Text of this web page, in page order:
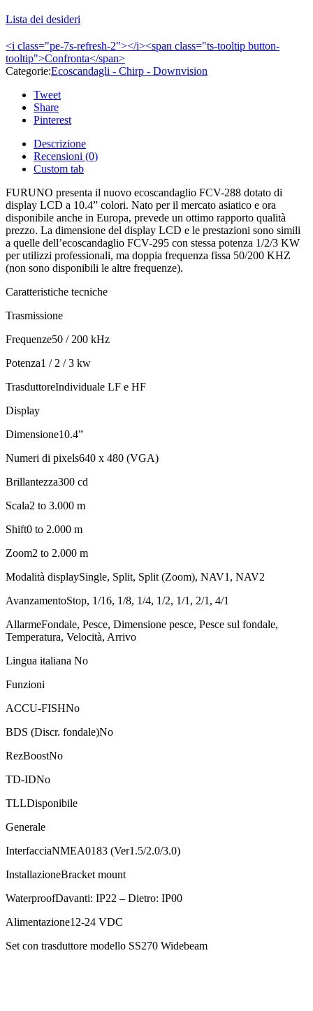
Lista dei desideri
<i class="pe-7s-refresh-2"></i><span class="ts-tooltip button-
tooltip">Confronta</span>
Categorie:Ecoscandagli - Chirp - Downvision
Tweet
Share
Pinterest
Descrizione
Recensioni (0)
Custom tab
FURUNO presenta il nuovo ecoscandaglio FCV-288 dotato di
display LCD a 10.4” colori. Nato per il mercato asiatico e ora
disponibile anche in Europa, prevede un ottimo rapporto qualità
prezzo. La dimensione del display LCD e le prestazioni sono simili
a quelle dell’ecoscandaglio FCV-295 con stessa potenza 1/2/3 KW
per utilizzi professionali, ma doppia frequenza fissa 50/200 KHZ
(non sono disponibili le altre frequenze).
Caratteristiche tecniche
Trasmissione
Frequenze50 / 200 kHz
Potenza1 / 2 / 3 kw
TrasduttoreIndividuale LF e HF
Display
Dimensione10.4”
Numeri di pixels640 x 480 (VGA)
Brillantezza300 cd
Scala2 to 3.000 m
Shift0 to 2.000 m
Zoom2 to 2.000 m
Modalità displaySingle, Split, Split (Zoom), NAV1, NAV2
AvanzamentoStop, 1/16, 1/8, 1/4, 1/2, 1/1, 2/1, 4/1
AllarmeFondale, Pesce, Dimensione pesce, Pesce sul fondale,
Temperatura, Velocità, Arrivo
Lingua italiana No
Funzioni
ACCU-FISHNo
BDS (Discr. fondale)No
RezBoostNo
TD-IDNo
TLLDisponibile
Generale
InterfacciaNMEA0183 (Ver1.5/2.0/3.0)
InstallazioneBracket mount
WaterproofDavanti: IP22 – Dietro: IP00
Alimentazione12-24 VDC
Set con trasduttore modello SS270 Widebeam